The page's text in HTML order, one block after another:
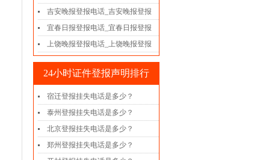
吉安晚报登报电话_吉安晚报登报
宜春日报登报电话_宜春日报登报
上饶晚报登报电话_上饶晚报登报
24小时证件登报声明排行
宿迁登报挂失电话是多少？
泰州登报挂失电话是多少？
北京登报挂失电话是多少？
郑州登报挂失电话是多少？